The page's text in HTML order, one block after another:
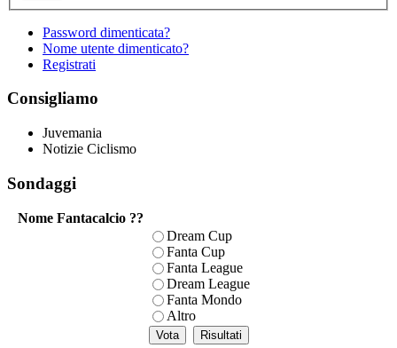
Password dimenticata?
Nome utente dimenticato?
Registrati
Consigliamo
Juvemania
Notizie Ciclismo
Sondaggi
Nome Fantacalcio ??
Dream Cup
Fanta Cup
Fanta League
Dream League
Fanta Mondo
Altro